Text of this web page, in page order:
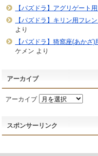
【パズドラ】アグリゲート
【パズドラ】キリン用フレ
より
【パズドラ】猗窩座(あかざ
ケメン より
アーカイブ
アーカイブ
スポンサーリンク